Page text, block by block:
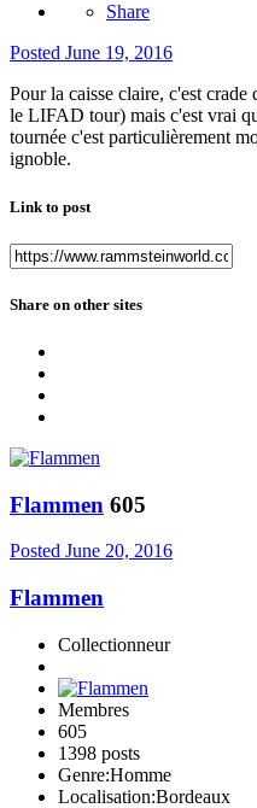
Share
Posted June 19, 2016
Pour la caisse claire, c'est
le LIFAD tour) mais c'est vrai
tournée c'est particulièrement
ignoble.
Link to post
Share on other sites
Flammen 605
Posted June 20, 2016
Flammen
Collectionneur
Membres
605
1398 posts
Genre:Homme
Localisation:Bordeaux